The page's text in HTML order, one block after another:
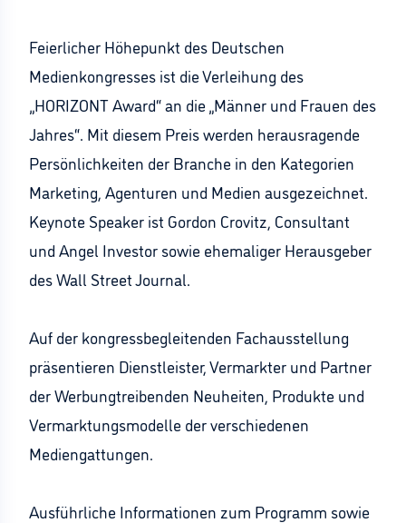
Feierlicher Höhepunkt des Deutschen
Medienkongresses ist die Verleihung des
„HORIZONT Award“ an die „Männer und Frauen des
Jahres“. Mit diesem Preis werden herausragende
Persönlichkeiten der Branche in den Kategorien
Marketing, Agenturen und Medien ausgezeichnet.
Keynote Speaker ist Gordon Crovitz, Consultant
und Angel Investor sowie ehemaliger Herausgeber
des Wall Street Journal.
Auf der kongressbegleitenden Fachausstellung
präsentieren Dienstleister, Vermarkter und Partner
der Werbungtreibenden Neuheiten, Produkte und
Vermarktungsmodelle der verschiedenen
Mediengattungen.
Ausführliche Informationen zum Programm sowie